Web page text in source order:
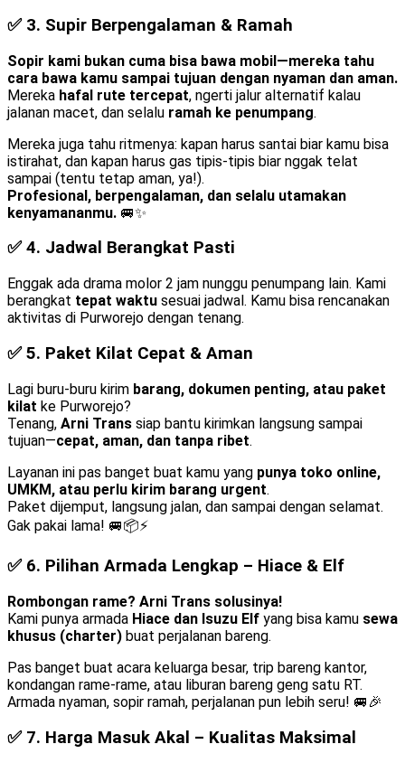
✅ 3. Supir Berpengalaman & Ramah
Sopir kami bukan cuma bisa bawa mobil—mereka tahu
cara bawa kamu sampai tujuan dengan nyaman dan aman.
Mereka hafal rute tercepat, ngerti jalur alternatif kalau
jalanan macet, dan selalu ramah ke penumpang.
Mereka juga tahu ritmenya: kapan harus santai biar kamu bisa
istirahat, dan kapan harus gas tipis-tipis biar nggak telat
sampai (tentu tetap aman, ya!).
Profesional, berpengalaman, dan selalu utamakan
kenyamananmu. 🚐✨
✅ 4. Jadwal Berangkat Pasti
Enggak ada drama molor 2 jam nunggu penumpang lain. Kami
berangkat tepat waktu sesuai jadwal. Kamu bisa rencanakan
aktivitas di Purworejo dengan tenang.
✅ 5. Paket Kilat Cepat & Aman
Lagi buru-buru kirim barang, dokumen penting, atau paket
kilat ke Purworejo?
Tenang, Arni Trans siap bantu kirimkan langsung sampai
tujuan—cepat, aman, dan tanpa ribet.
Layanan ini pas banget buat kamu yang punya toko online,
UMKM, atau perlu kirim barang urgent.
Paket dijemput, langsung jalan, dan sampai dengan selamat.
Gak pakai lama! 🚐📦⚡
✅ 6. Pilihan Armada Lengkap – Hiace & Elf
Rombongan rame? Arni Trans solusinya!
Kami punya armada Hiace dan Isuzu Elf yang bisa kamu sewa
khusus (charter) buat perjalanan bareng.
Pas banget buat acara keluarga besar, trip bareng kantor,
kondangan rame-rame, atau liburan bareng geng satu RT.
Armada nyaman, sopir ramah, perjalanan pun lebih seru! 🚐🎉
✅ 7. Harga Masuk Akal – Kualitas Maksimal